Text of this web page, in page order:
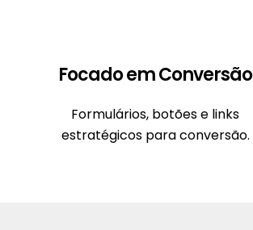
Focado em Conversão
Formulários, botões e links
estratégicos para conversão.